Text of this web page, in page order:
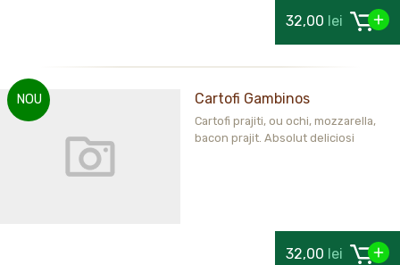
32,00 lei
NOU Cartofi Gambinos
Cartofi prajiti, ou ochi, mozzarella,
bacon prajit. Absolut deliciosi
32,00 lei